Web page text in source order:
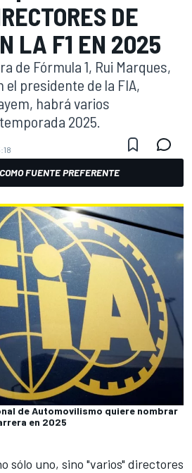
DE
LA F1 EN 2025
de Fórmula 1, Rui Marques,
el presidente de la FIA,
habrá varios
2025.
FUENTE PREFERENTE
de Automovilismo quiere nombrar
en 2025
sólo uno, sino "varios" directores